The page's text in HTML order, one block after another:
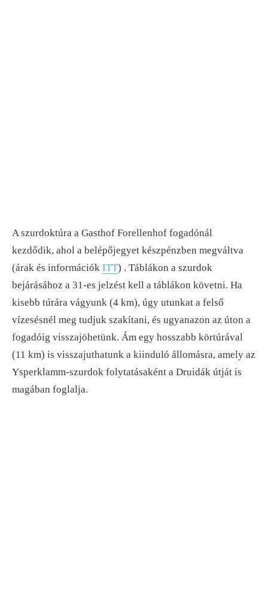
A szurdoktúra a Gasthof Forellenhof fogadónál
kezdődik, ahol a belépőjegyet készpénzben megváltva
(árak és információk ITT) . Táblákon a szurdok
bejárásához a 31-es jelzést kell a táblákon követni. Ha
kisebb túrára vágyunk (4 km), úgy utunkat a felső
vízesésnél meg tudjuk szakítani, és ugyanazon az úton a
fogadóig visszajöhetünk. Ám egy hosszabb körtúrával
(11 km) is visszajuthatunk a kiinduló állomásra, amely az
Ysperklamm-szurdok folytatásaként a Druidák útját is
magában foglalja.